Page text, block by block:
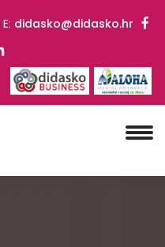
E: didasko@didasko.hr